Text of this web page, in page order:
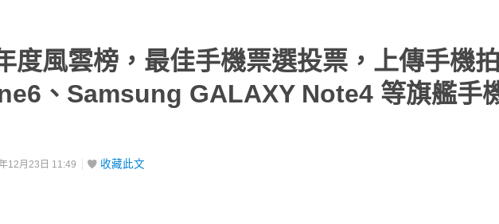
度風雲榜，最佳手機票選投票，上傳手機
、Samsung GALAXY Note4 等旗艦手
12月23日 11:49 收藏此文